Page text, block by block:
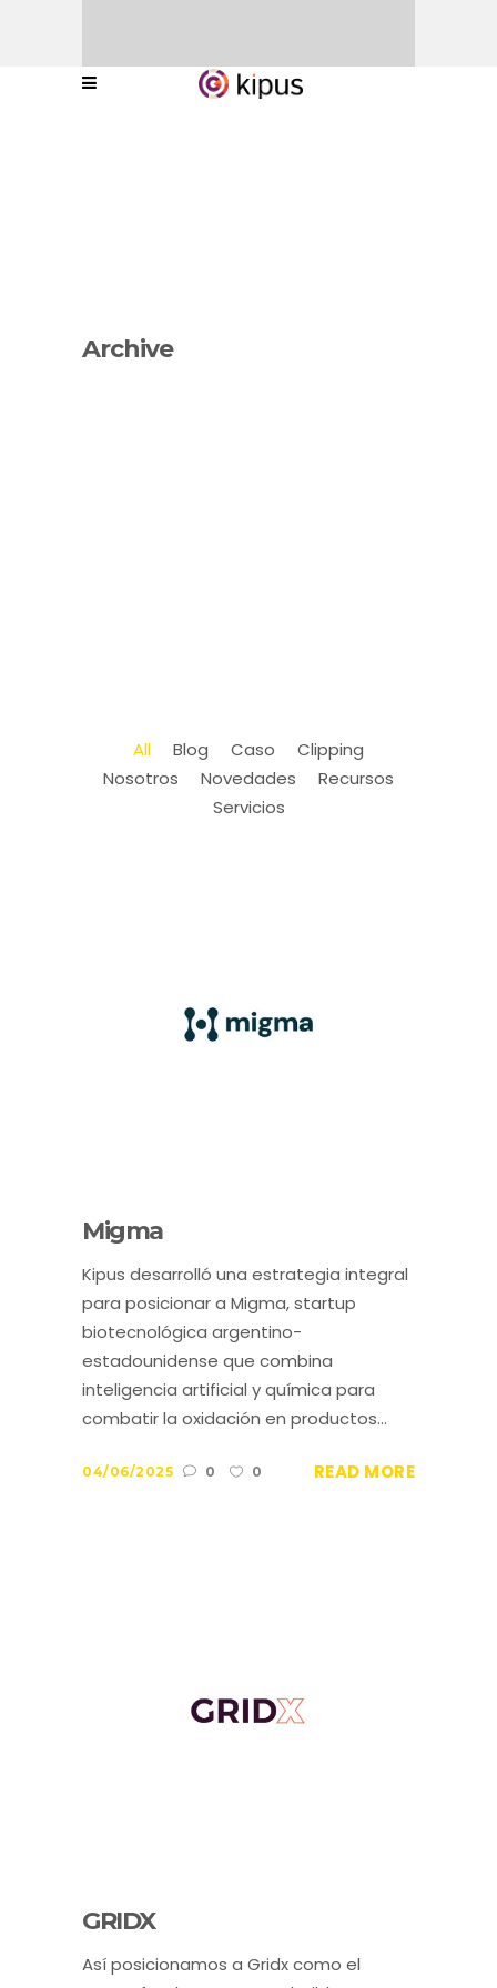
Archive
All Blog Caso
Clipping
Nosotros
Novedades
Recursos
Servicios
Migma
Kipus desarrolló una estrategia integral
para posicionar a Migma, startup
biotecnológica argentino-
estadounidense que combina
inteligencia artificial y química para
combatir la oxidación en productos...
04/06/2025 0 0 READ MORE
GRIDX
Así posicionamos a Gridx como el